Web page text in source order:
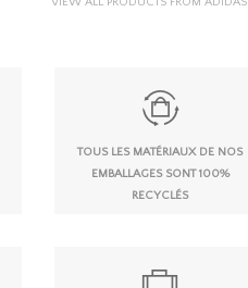
TOUS LES MATÉRIAUX DE NOS
EMBALLAGES SONT 100%
RECYCLÉS